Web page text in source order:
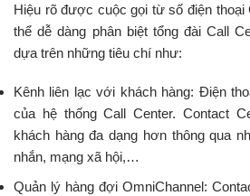
Hiệu rõ được cuộc gọi từ số điện thoại
thể dễ dàng phân biệt tổng đài Call
dựa trên những tiêu chí như:
Kênh liên lạc với khách hàng: Điện
của hệ thống Call Center. Contact
khách hàng đa dạng hơn thông qua
nhắn, mạng xã hội,…
Quản lý hàng đợi OmniChannel: